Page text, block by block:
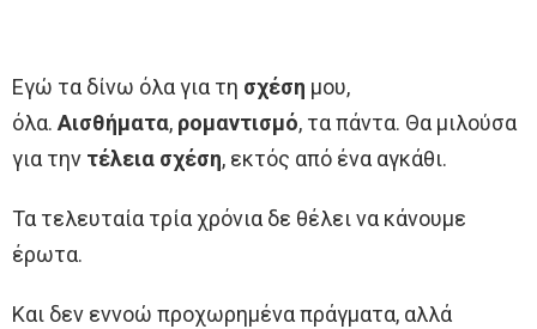
Εγώ τα δίνω όλα για τη σχέση μου,
όλα. Αισθήματα, ρομαντισμό, τα πάντα. Θα μιλούσα
για την τέλεια σχέση, εκτός από ένα αγκάθι.
Τα τελευταία τρία χρόνια δε θέλει να κάνουμε
έρωτα.
Και δεν εννοώ προχωρημένα πράγματα, αλλά